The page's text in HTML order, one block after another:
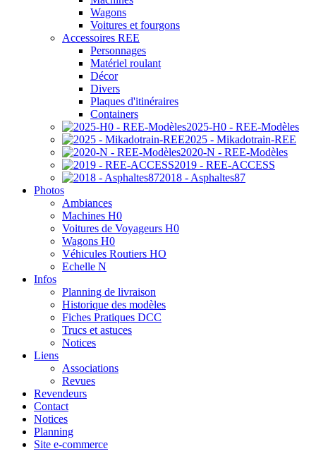
Wagons
Voitures et fourgons
Accessoires REE
Personnages
Matériel roulant
Décor
Divers
Plaques d'itinéraires
Containers
2025-H0 - REE-Modèles
2025 - Mikadotrain-REE
2020-N - REE-Modèles
2019 - REE-ACCESS
2018 - Asphaltes87
Photos
Ambiances
Machines H0
Voitures de Voyageurs H0
Wagons H0
Véhicules Routiers HO
Echelle N
Infos
Planning de livraison
Historique des modèles
Fiches Pratiques DCC
Trucs et astuces
Notices
Liens
Associations
Revues
Revendeurs
Contact
Notices
Planning
Site e-commerce